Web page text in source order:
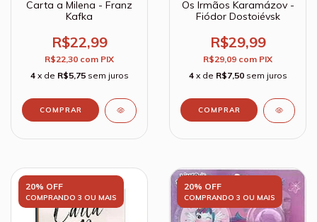
Carta a Milena - Franz
Kafka
R$22,99
R$22,30 com PIX
4 x de R$5,75 sem juros
Os Irmãos Karamázov -
Fiódor Dostoiévsk
R$29,99
R$29,09 com PIX
4 x de R$7,50 sem juros
20% OFF
COMPRANDO 3 OU MAIS
20% OFF
COMPRANDO 3 OU MAIS